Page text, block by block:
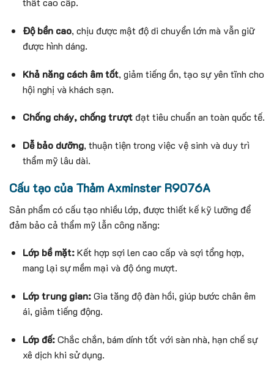
Độ bền cao, chịu được mật độ di chuyển lớn mà vẫn giữ
được hình dáng.
Khả năng cách âm tốt, giảm tiếng ồn, tạo sự yên tĩnh cho
hội nghị và khách sạn.
Chống cháy, chống trượt đạt tiêu chuẩn an toàn quốc tế.
Dễ bảo dưỡng, thuận tiện trong việc vệ sinh và duy trì
thẩm mỹ lâu dài.
Cấu tạo của Thảm Axminster R9076A
Sản phẩm có cấu tạo nhiều lớp, được thiết kế kỹ lưỡng để
đảm bảo cả thẩm mỹ lẫn công năng:
Lớp bề mặt:Kết hợp sợi len cao cấp và sợi tổng hợp,
mang lại sự mềm mại và độ óng mượt.
Lớp trung gian:Gia tăng độ đàn hồi, giúp bước chân êm
ái, giảm tiếng động.
Lớp đế:Chắc chắn, bám dính tốt với sàn nhà, hạn chế sự
xê dịch khi sử dụng.